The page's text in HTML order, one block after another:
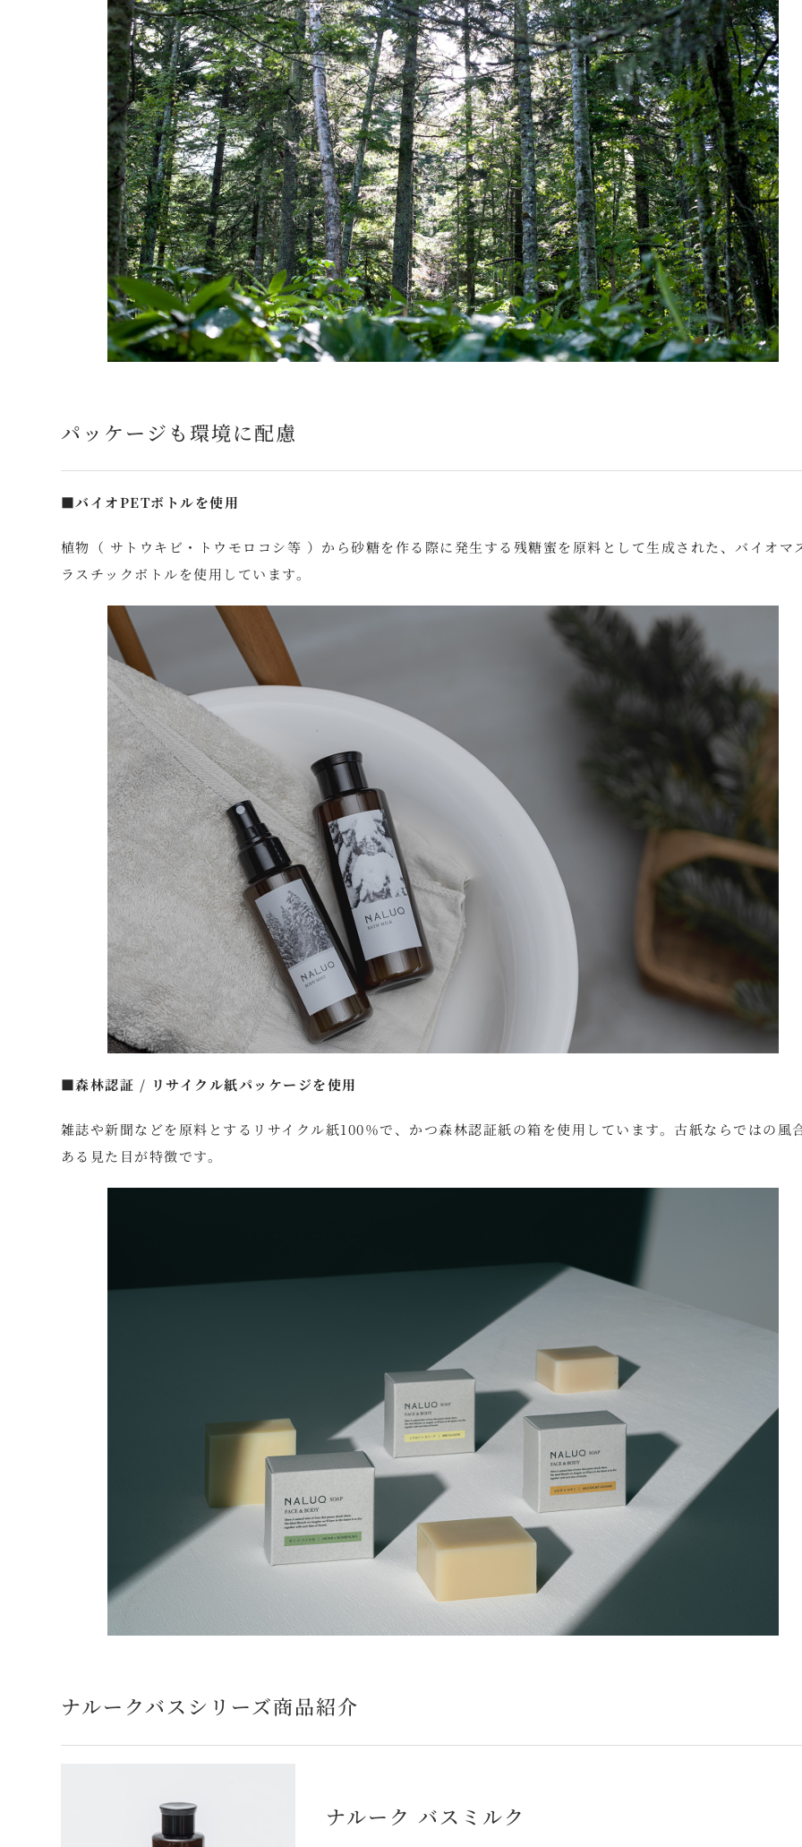
パッケージも環境に配慮
■バイオPETボトルを使用
植物（ サトウキビ・トウモロコシ等 ）から砂糖を作る際に発生する残糖蜜を原料として生成された、バイオマ
ラスチックボトルを使用しています。
■森林認証 / リサイクル紙パッケージを使用
雑誌や新聞などを原料とするリサイクル紙100％で、かつ森林認証紙の箱を使用しています。古紙ならではの風
ある見た目が特徴です。
ナルークバスシリーズ商品紹介
ナルーク バスミルク